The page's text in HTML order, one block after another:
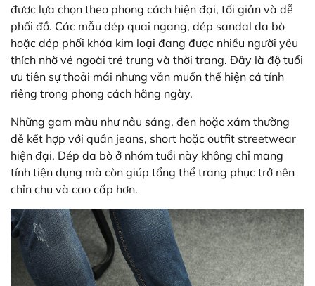
được lựa chọn theo phong cách hiện đại, tối giản và dễ
phối đồ. Các mẫu dép quai ngang, dép sandal da bò
hoặc dép phối khóa kim loại đang được nhiều người yêu
thích nhờ vẻ ngoài trẻ trung và thời trang. Đây là độ tuổi
ưu tiên sự thoải mái nhưng vẫn muốn thể hiện cá tính
riêng trong phong cách hằng ngày.
Những gam màu như nâu sáng, đen hoặc xám thường
dễ kết hợp với quần jeans, short hoặc outfit streetwear
hiện đại. Dép da bò ở nhóm tuổi này không chỉ mang
tính tiện dụng mà còn giúp tổng thể trang phục trở nên
chỉn chu và cao cấp hơn.